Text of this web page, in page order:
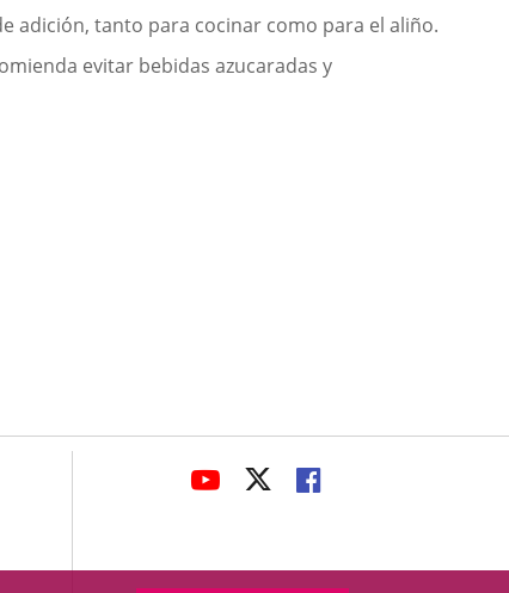
adición, tanto para cocinar como para el aliño.
evitar bebidas azucaradas y
LINK
APPLICATION.
LINK
APPLICATION.
LINK
APPLICATION.